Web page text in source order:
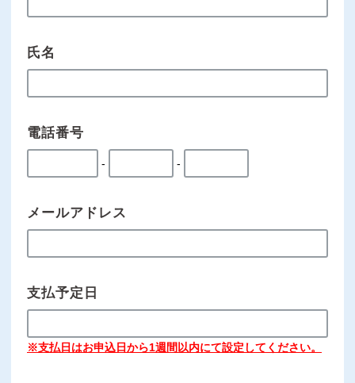
氏名
電話番号
- -
メールアドレス
支払予定日
※支払日はお申込日から1週間以内にて設定してください。